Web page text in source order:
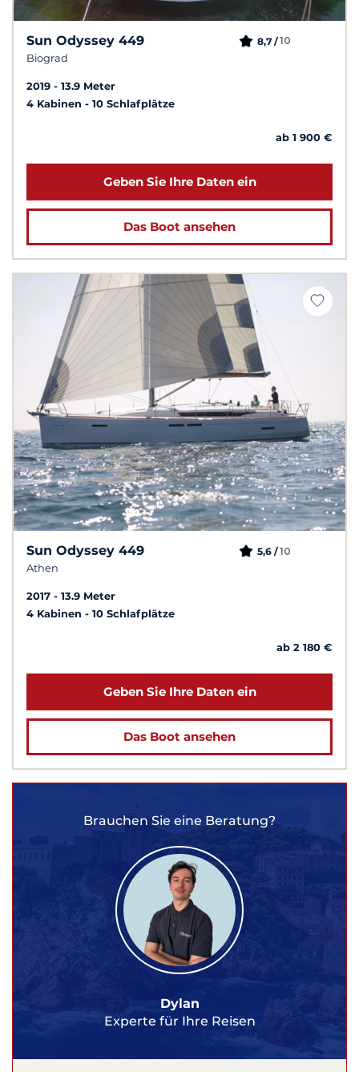
Sun Odyssey 449
Biograd
8,7 /10
2019
13.9 Meter
4 Kabinen
10 Schlafplätze
ab 1 900 €
Geben Sie Ihre Daten ein
Das Boot ansehen
Sun Odyssey 449
Athen
5,6 /10
2017
13.9 Meter
4 Kabinen
10 Schlafplätze
ab 2 180 €
Geben Sie Ihre Daten ein
Das Boot ansehen
Brauchen Sie eine Beratung?
Dylan
Experte für Ihre Reisen